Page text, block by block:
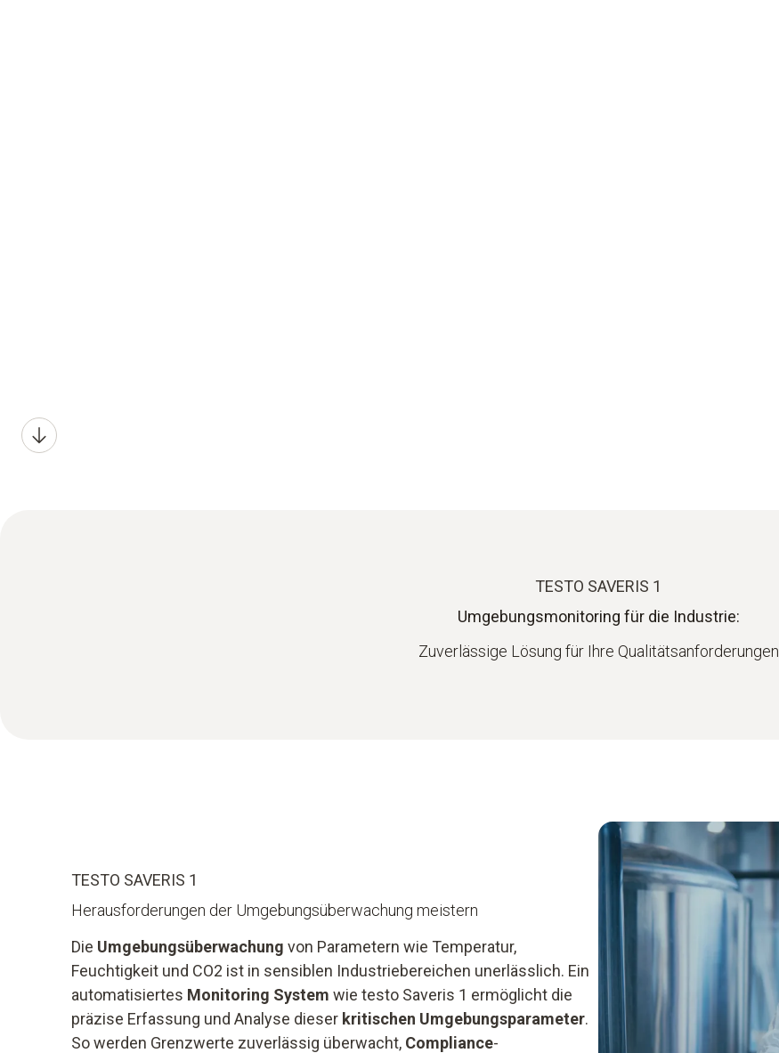
TESTO SAVERIS 1
Umgebungsmonitoring für die Industrie:
Zuverlässige Lösung für Ihre Qualitätsanforderungen
TESTO SAVERIS 1
Herausforderungen der Umgebungsüberwachung meistern
Die Umgebungsüberwachung von Parametern wie Temperatur,
Feuchtigkeit und CO2 ist in sensiblen Industriebereichen unerlässlich. Ein
automatisiertes Monitoring System wie testo Saveris 1 ermöglicht die
präzise Erfassung und Analyse dieser kritischen Umgebungsparameter.
So werden Grenzwerte zuverlässig überwacht, Compliance-